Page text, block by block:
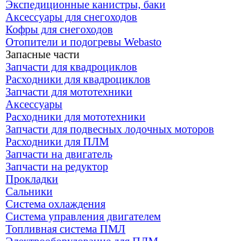
Экспедиционные канистры, баки
Аксессуары для снегоходов
Кофры для снегоходов
Отопители и подогревы Webasto
Запасные части
Запчасти для квадроциклов
Расходники для квадроциклов
Запчасти для мототехники
Аксессуары
Расходники для мототехники
Запчасти для подвесных лодочных моторов
Расходники для ПЛМ
Запчасти на двигатель
Запчасти на редуктор
Прокладки
Сальники
Система охлаждения
Система управления двигателем
Топливная система ПМЛ